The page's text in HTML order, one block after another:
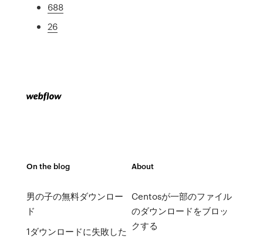
688
26
On the blog
男の子の無料ダウンロー
ド
1ダウンロードに失敗した
About
Centosが一部のファイル
のダウンロードをブロッ
クする